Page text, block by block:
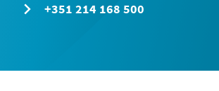
+351 214 168 500